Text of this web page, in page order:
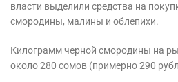
власти выделили средства на
смородины, малины и облепихи.
Килограмм черной смородины на
около 280 сомов (примерно 290